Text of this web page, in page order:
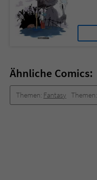
Ähnliche Comics:
Themen: Fantasy Themen: